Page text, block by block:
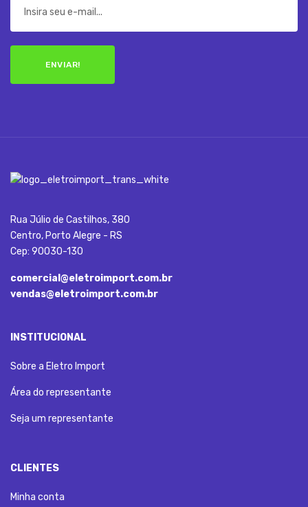
ENVIAR!
Rua Júlio de Castilhos, 380
Centro, Porto Alegre - RS
Cep: 90030-130
comercial@eletroimport.com.br
vendas@eletroimport.com.br
INSTITUCIONAL
Sobre a Eletro Import
Área do representante
Seja um representante
CLIENTES
Minha conta